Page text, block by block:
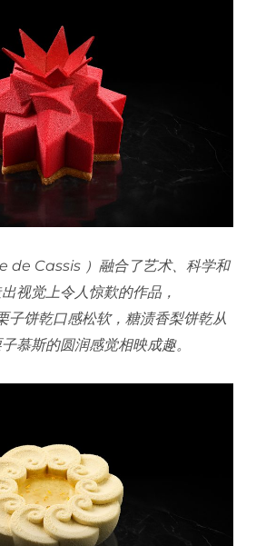
de Cassis ）融合了艺术、科学和
视觉上令人惊歎的作品，
子饼乾口感松软，糖渍香梨饼乾从
慕斯的圆润感觉相映成趣。